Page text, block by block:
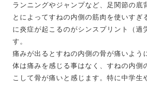
ランニングやジャンプなど、足関節の底
とによってすねの内側の筋肉を使いすぎ
に炎症が起こるのがシンスプリント（過
す。
痛みが出るとすねの内側の骨が痛いよう
体は痛みを感じる事はなく、すねの内側
こして骨が痛いと感じます。特に中学生